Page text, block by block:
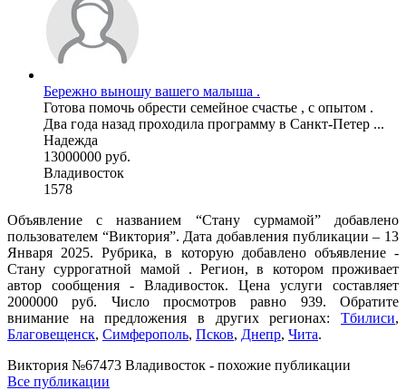
Бережно выношу вашего малыша .
Готова помочь обрести семейное счастье , с опытом .
Два года назад проходила программу в Санкт-Петер ...
Надежда
13000000 руб.
Владивосток
1578
Объявление с названием “Стану сурмамой” добавлено
пользователем “Виктория”. Дата добавления публикации – 13
Января 2025. Рубрика, в которую добавлено объявление -
Cтану суррогатной мамой . Регион, в котором проживает
автор сообщения - Владивосток. Цена услуги составляет
2000000 руб. Число просмотров равно 939. Обратите
внимание на предложения в других регионах: Тбилиси,
Благовещенск, Симферополь, Псков, Днепр, Чита.
Виктория №67473 Владивосток - похожие публикации
Все публикации